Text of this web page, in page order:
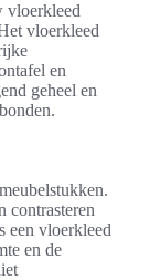
vloerkleed
vloerkleed
en
geheel en
contrasteren
een vloerkleed
en de